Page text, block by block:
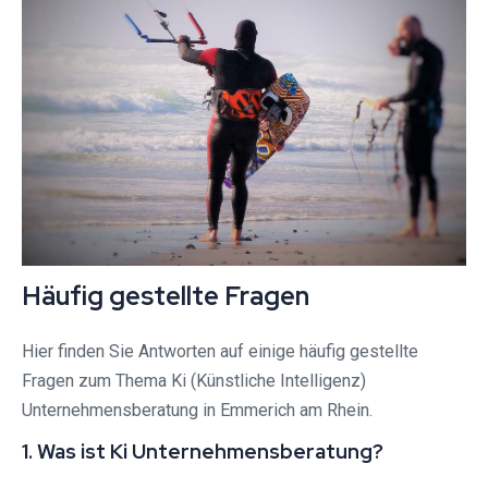
Häufig gestellte Fragen
Hier finden Sie Antworten auf einige häufig gestellte
Fragen zum Thema Ki (Künstliche Intelligenz)
Unternehmensberatung in Emmerich am Rhein.
1. Was ist Ki Unternehmensberatung?